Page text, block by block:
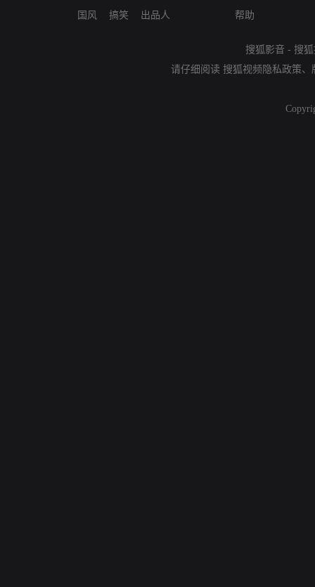
国风
搞笑
出品人
帮助
搜狐影音 - 搜
请仔细阅读 搜狐视频隐私政策、